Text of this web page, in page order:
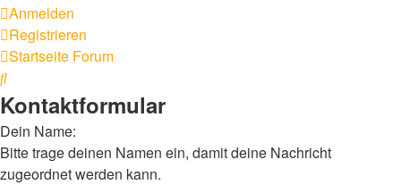
Anmelden
Registrieren
Startseite Forum
Suche
Kontaktformular
Dein Name:
Bitte trage deinen Namen ein, damit deine Nachricht
zugeordnet werden kann.